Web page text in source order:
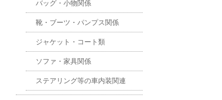
バッグ・小物関係
靴・ブーツ・パンプス関係
ジャケット・コート類
ソファ・家具関係
ステアリング等の車内装関連